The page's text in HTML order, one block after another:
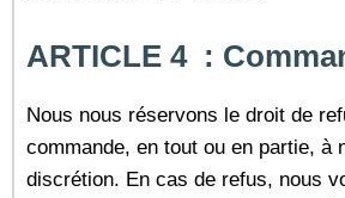
ARTICLE 4 :
Nous nous réservons le droit de
commande, en tout ou en partie, à
discrétion. En cas de refus, nous